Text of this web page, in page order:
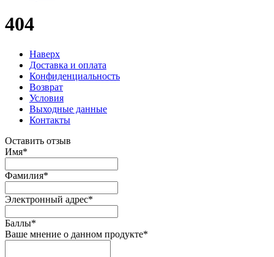
404
Наверх
Доставка и оплата
Конфиденциальность
Возврат
Условия
Выходные данные
Контакты
Оставить отзыв
Имя*
Фамилия*
Электронный адрес*
Баллы*
Ваше мнение о данном продукте*